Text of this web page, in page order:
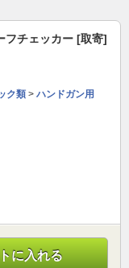
フチェッカー [取寄]
ク類 > ハンドガン用
に入れる